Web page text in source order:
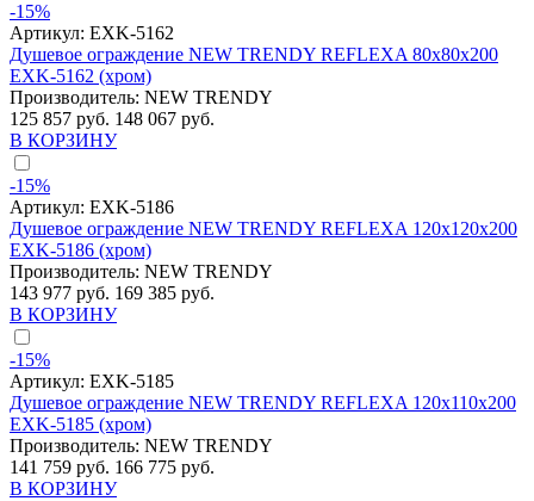
-15%
Артикул: EXK-5162
Душевое ограждение NEW TRENDY REFLEXA 80x80x200
EXK-5162 (хром)
Производитель: NEW TRENDY
125 857 руб. 148 067 руб.
В КОРЗИНУ
-15%
Артикул: EXK-5186
Душевое ограждение NEW TRENDY REFLEXA 120x120x200
EXK-5186 (хром)
Производитель: NEW TRENDY
143 977 руб. 169 385 руб.
В КОРЗИНУ
-15%
Артикул: EXK-5185
Душевое ограждение NEW TRENDY REFLEXA 120x110x200
EXK-5185 (хром)
Производитель: NEW TRENDY
141 759 руб. 166 775 руб.
В КОРЗИНУ